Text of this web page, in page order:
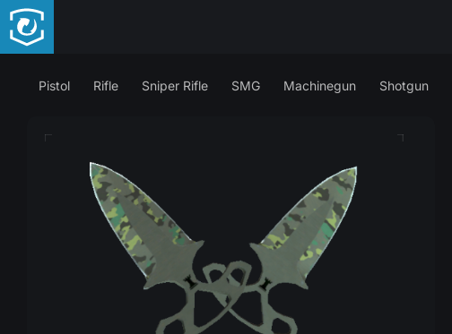
Pistol Rifle Sniper Rifle SMG Machinegun Shotgun